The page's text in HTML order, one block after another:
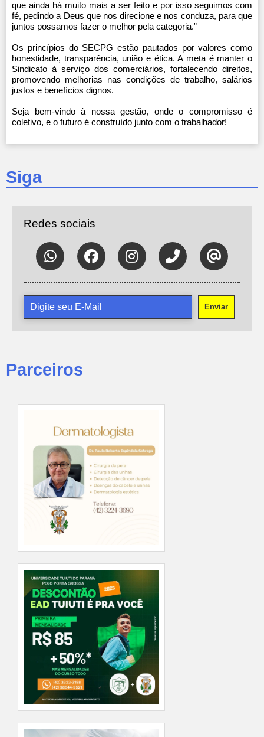
que ainda há muito mais a ser feito e por isso seguimos com
fé, pedindo a Deus que nos direcione e nos conduza, para que
juntos possamos fazer o melhor pela categoria.”
Os princípios do SECPG estão pautados por valores como
honestidade, transparência, união e ética. A meta é manter o
Sindicato à serviço dos comerciários, fortalecendo direitos,
promovendo melhorias nas condições de trabalho, salários
justos e benefícios dignos.
Seja bem-vindo à nossa gestão, onde o compromisso é
coletivo, e o futuro é construído junto com o trabalhador!
Siga
Redes sociais
Enviar
Parceiros